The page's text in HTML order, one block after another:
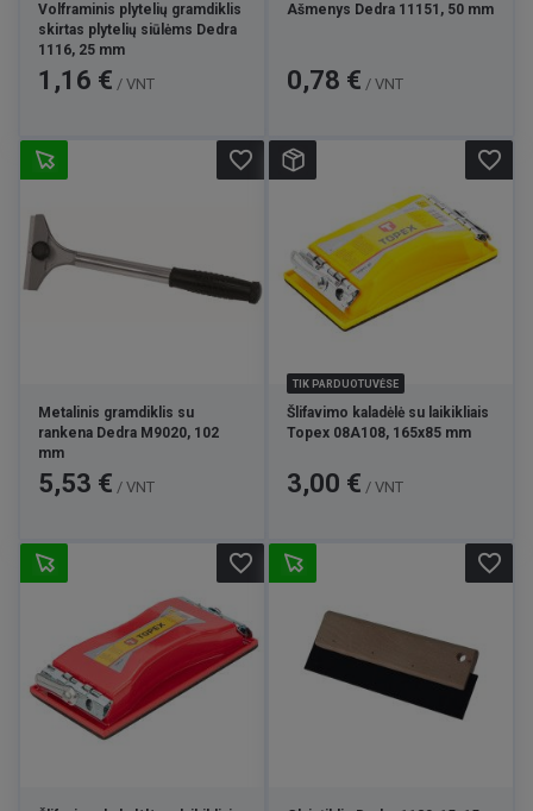
Volframinis plytelių gramdiklis
skirtas plytelių siūlėms Dedra
1116, 25 mm
Kaina
1,16 € / VNT
Ašmenys Dedra 11151, 50 mm
Kaina
0,78 € / VNT
Metalinis gramdiklis su
rankena Dedra M9020, 102
mm
Kaina
5,53 € / VNT
favorite_border
TIK PARDUOTUVĖSE
Šlifavimo kaladėlė su laikikliais
Topex 08A108, 165x85 mm
Kaina
3,00 € / VNT
favorite_border
favorite_border favorite_border